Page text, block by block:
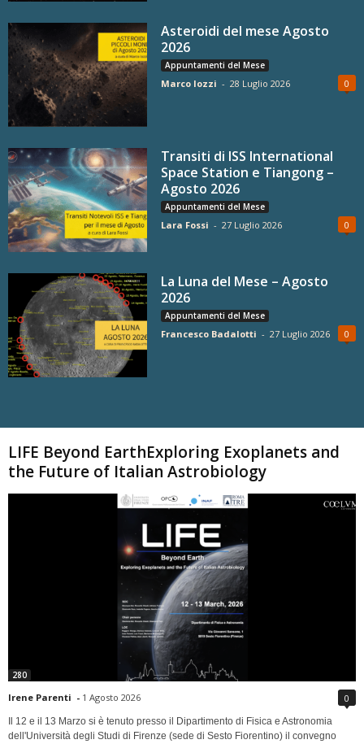
Asteroidi del mese Agosto
2026
Appuntamenti del Mese
Marco Iozzi - 28 Luglio 2026 0
Transiti di ISS International
Space Station e Tiangong –
Agosto 2026
Appuntamenti del Mese
Lara Fossi - 27 Luglio 2026 0
La Luna del Mese – Agosto
2026
Appuntamenti del Mese
Francesco Badalotti - 27 Luglio 2026 0
LIFE Beyond EarthExploring Exoplanets and
the Future of Italian Astrobiology
280
Irene Parenti - 1 Agosto 2026 0
Il 12 e il 13 Marzo si è tenuto presso il Dipartimento di Fisica e Astronomia
dell'Università degli Studi di Firenze (sede di Sesto Fiorentino) il convegno